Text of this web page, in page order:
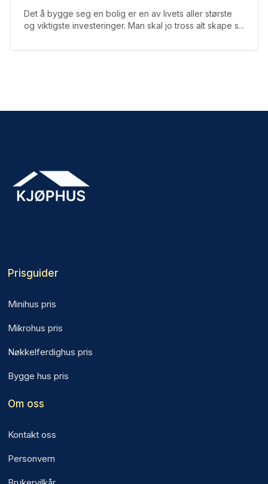
Det å bygge seg en bolig er en av livets aller største
og viktigste investeringer. Man skal jo tross alt skape s...
Prisguider
Minihus pris
Mikrohus pris
Nøkkelferdighus pris
Bygge hus pris
Om oss
Kontakt oss
Personvern